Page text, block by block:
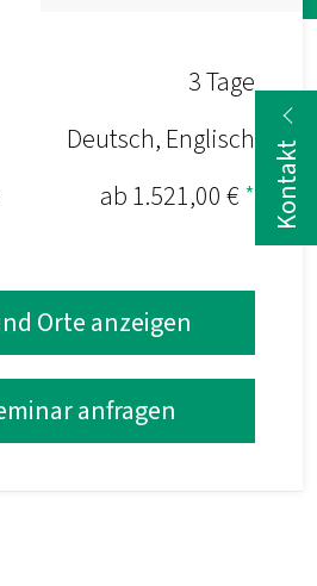
3 Tage
Deutsch, Englisch
ab 1.521,00 €*
Orte anzeigen
anfragen
Kontakt